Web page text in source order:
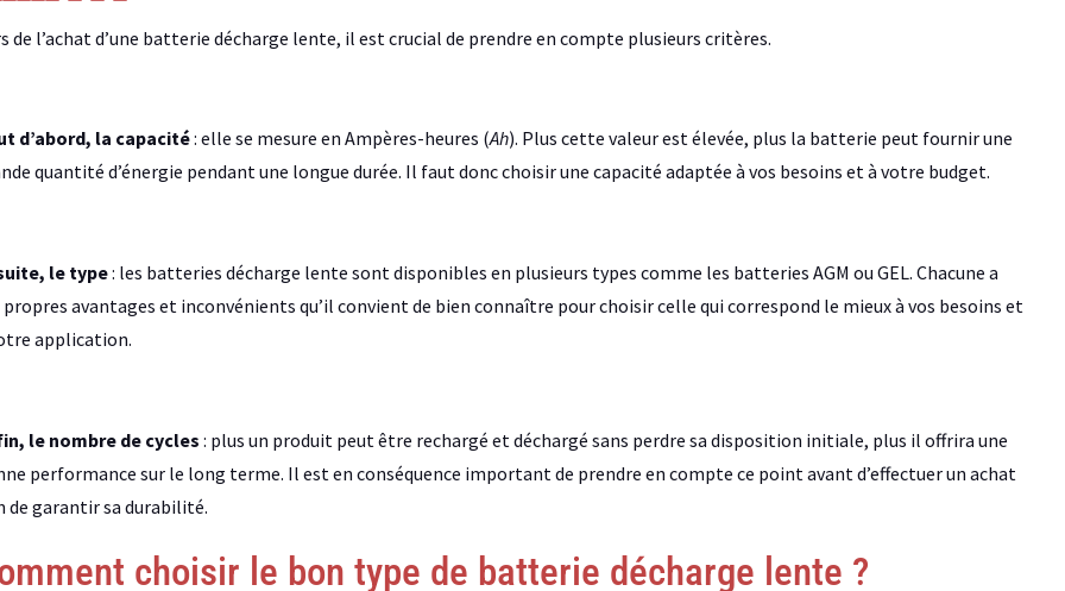
de l’achat d’une batterie décharge lente, il est crucial de prendre en compte plusieurs critères.
d’abord, la capacité: elle se mesure en Ampères-heures (Ah). Plus cette valeur est élevée, plus la batterie peut fournir une
quantité d’énergie pendant une longue durée. Il faut donc choisir une capacité adaptée à vos besoins et à votre budget.
le type: les batteries décharge lente sont disponibles en plusieurs types comme les batteries AGM ou GEL. Chacune a
propres avantages et inconvénients qu’il convient de bien connaître pour choisir celle qui correspond le mieux à vos besoins et
application.
le nombre de cycles : plus un produit peut être rechargé et déchargé sans perdre sa disposition initiale, plus il offrira une
performance sur le long terme. Il est en conséquence important de prendre en compte ce point avant d’effectuer un achat
de garantir sa durabilité.
choisir le bon type de batterie décharge lente ?